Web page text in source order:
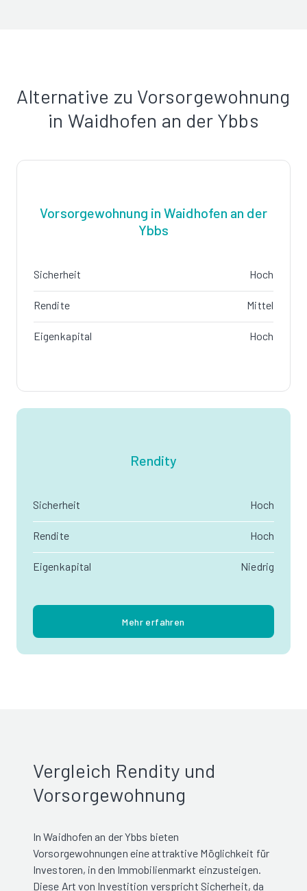
Alternative zu Vorsorgewohnung
in Waidhofen an der Ybbs
Vorsorgewohnung in Waidhofen an der
Ybbs
Sicherheit Hoch
Rendite Mittel
Eigenkapital Hoch
Rendity
Sicherheit Hoch
Rendite Hoch
Eigenkapital Niedrig
Mehr erfahren
Vergleich Rendity und
Vorsorgewohnung
In Waidhofen an der Ybbs bieten
Vorsorgewohnungen eine attraktive Möglichkeit für
Investoren, in den Immobilienmarkt einzusteigen.
Diese Art von Investition verspricht Sicherheit, da